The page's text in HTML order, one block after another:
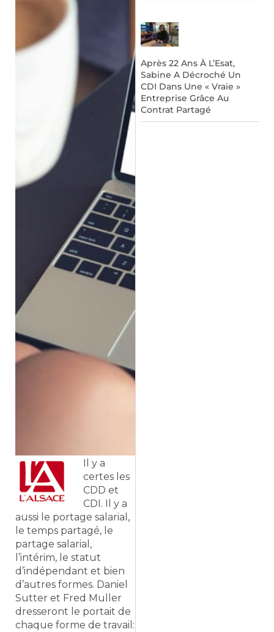
Il y a
certes les
CDD et
CDI. Il y a
aussi le portage salarial,
le temps partagé, le
partage salarial,
l’intérim, le statut
d’indépendant et bien
d’autres formes. Daniel
Sutter et Fred Muller
dresseront le portait de
chaque forme de travail:
Après 22 Ans À L’Esat,
Sabine A Décroché Un
CDI Dans Une « Vraie »
Entreprise Grâce Au
Contrat Partagé